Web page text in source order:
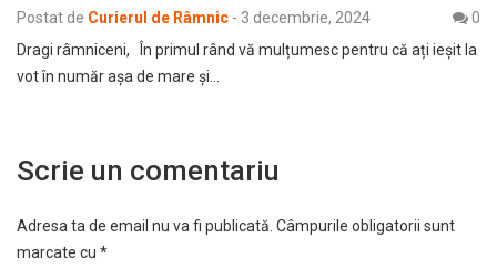
Postat de Curierul de Râmnic - 3 decembrie, 2024
0
Dragi râmniceni, În primul rând vă mulțumesc pentru că ați ieșit la
vot în număr așa de mare și…
Scrie un comentariu
Adresa ta de email nu va fi publicată. Câmpurile obligatorii sunt
marcate cu *